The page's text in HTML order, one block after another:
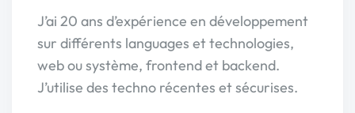
J’ai 20 ans d’expérience en développement
sur différents languages et technologies,
web ou système, frontend et backend.
J’utilise des techno récentes et sécurises.